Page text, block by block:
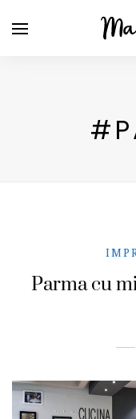
Parma cu